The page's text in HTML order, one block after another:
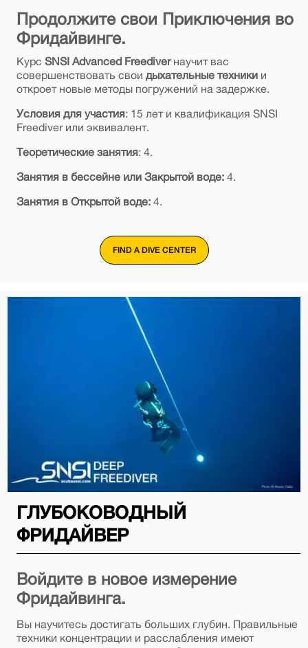
Продолжите свои Приключения во
Фридайвинге.
Курс SNSI Advanced Freediverнаучит вас
совершенствовать свои дыхательные техникии
откроет новые методы погружений на задержке.
Условия для участия: 15 лет и квалификация SNSI
Freediver или эквивалент.
Теоретические занятия: 4.
Занятия в бессейне или Закрытой воде:4.
Занятия в Открытой воде:4.
FIND A DIVE CENTER
ГЛУБОКОВОДНЫЙ
ФРИДАЙВЕР
Войдите в новое измерение
Фридайвинга.
Вы научитесь достигать больших глубин. Правильные
техники концентрации и расслабления имеют